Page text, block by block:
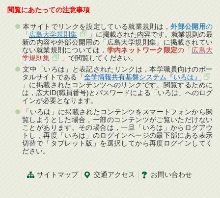
閲覧にあたっての注意事項
本サイトでリンクを設定している就業規則は，外部公開用の
「広島大学規則集 」 に掲載された内容です。就業規則の最
新の内容や外部公開用の「広島大学規則集」に掲載されてい
ない就業規則については， 学内ネットワーク限定の「広島大
学規則集
」 で閲覧してください。
文中「いろは」と表記されたリンクは，本学職員向けのポー
タルサイトである「全学情報共有基盤システム『いろは』
」に掲載されたコンテンツへのリンクです。閲覧するために
は，広大ID(職員番号)とパスワードによる「いろは」へのログ
インが必要となります。
「いろは」に掲載されたコンテンツをスマートフォンから閲
覧しようとした場合，一部のコンテンツがご覧いただけない
ことがあります。その場合は，一旦「いろは」からログアウ
トし，再度「いろは」のログインページの最下部にある表示
切替で「タブレット版」を選択してから再度ログインしてく
ださい。
サイトマップ 交通アクセス お問い合わせ